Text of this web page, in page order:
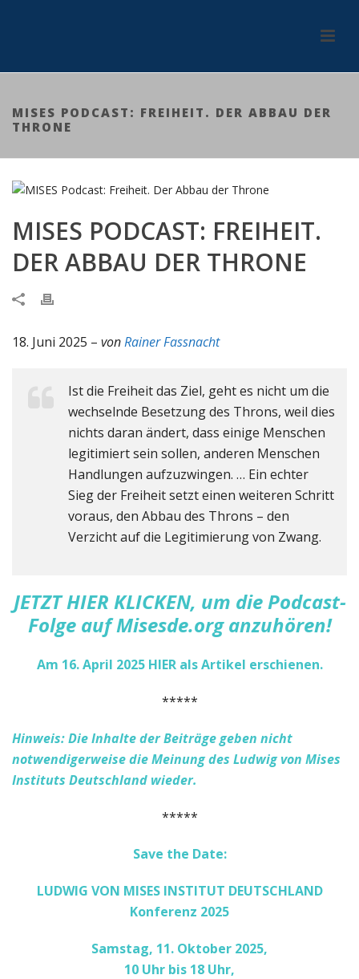
MISES PODCAST: FREIHEIT. DER ABBAU DER
THRONE
MISES PODCAST: FREIHEIT.
DER ABBAU DER THRONE
18. Juni 2025 – vonRainer Fassnacht
Ist die Freiheit das Ziel, geht es nicht um die
wechselnde Besetzung des Throns, weil dies
nichts daran ändert, dass einige Menschen
legitimiert sein sollen, anderen Menschen
Handlungen aufzuzwingen. … Ein echter
Sieg der Freiheit setzt einen weiteren Schritt
voraus, den Abbau des Throns – den
Verzicht auf die Legitimierung von Zwang.
JETZT HIER KLICKEN, um die Podcast-
Folge auf Misesde.org anzuhören!
Am 16. April 2025 HIER als Artikel erschienen.
*****
Hinweis: Die Inhalte der Beiträge geben nicht
notwendigerweise die Meinung des Ludwig von Mises
Instituts Deutschland wieder.
*****
Save the Date:
LUDWIG VON MISES INSTITUT DEUTSCHLAND
Konferenz 2025
Samstag, 11. Oktober 2025,
10 Uhr bis 18 Uhr,